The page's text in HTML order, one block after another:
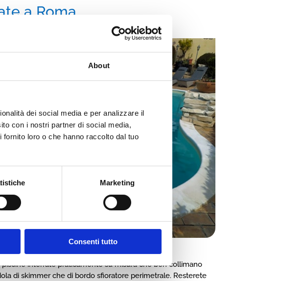
About
dei social media e per analizzare il
con i nostri partner di social media,
loro o che hanno raccolto dal tuo
Marketing
Consenti tutto
a Roma
interrate praticamente su misura che ben collimano
di skimmer che di bordo sfioratore perimetrale. Resterete